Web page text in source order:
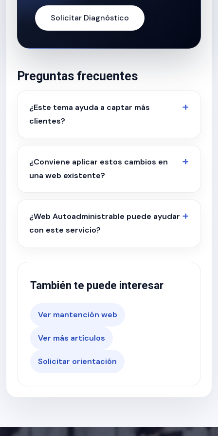
Solicitar Diagnóstico
Preguntas frecuentes
¿Este tema ayuda a captar más
clientes?
¿Conviene aplicar estos cambios en
una web existente?
¿Web Autoadministrable puede ayudar
con este servicio?
También te puede interesar
Ver mantención web
Ver más artículos
Solicitar orientación